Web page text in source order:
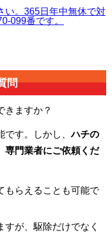
問
きますか？
です。しかし、ハチの
専門業者にご依頼くだ
もらえることも可能で
が、駆除だけでなく